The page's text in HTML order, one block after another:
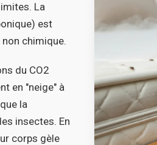
La
est
non chimique.
du CO2
en "neige" à
la
insectes. En
corps gèle